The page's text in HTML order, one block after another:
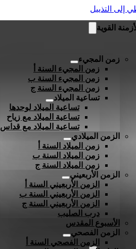
إلى التذييل
القوية
زمن المجيء
زمن المجيء السنة أ
زمن المجيء السنة ب
زمن المجيء السنة ج
تساعية الميلاد
تساعية الميلاد لوحدها
تساعية الميلاد مع زياح
تساعية الميلاد مع قداس
الزمن الميلادي
زمن الميلاد السنة أ
زمن الميلاد السنة ب
زمن الميلاد السنة ج
الزمن الأربعيني
الزمن الأربعيني السنة أ
الزمن الأربعيني السنة ب
الزمن الأربعيني السنة ج
درب الصليب
الأسبوع المقدس
الزمن الفصحي
الزمن الفصحي السنة أ